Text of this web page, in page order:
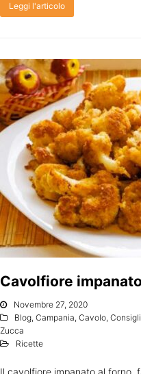
Leggi l'articolo
Cavolfiore
Novembre 27, 2020
Blog, Campania, Cavolo, Consigli
Zucca
Ricette
Il cavolfiore impanato al forno,